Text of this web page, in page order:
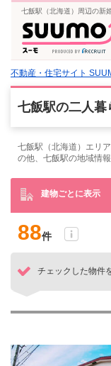
七飯駅（北海道）周辺の新
不動産・住宅サイト
七飯駅の二人
七飯駅（北海道）エリ
の他、七飯駅の地域情
建物ごとに表示
88件
チェックした物件